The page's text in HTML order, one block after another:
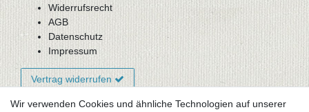
Widerrufsrecht
AGB
Datenschutz
Impressum
Vertrag widerrufen
Wir verwenden Cookies und ähnliche Technologien auf unserer